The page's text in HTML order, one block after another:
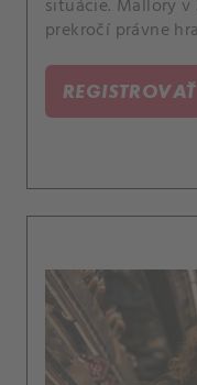
situácie. Mallory
prekročí právne
REGISTROVAŤ